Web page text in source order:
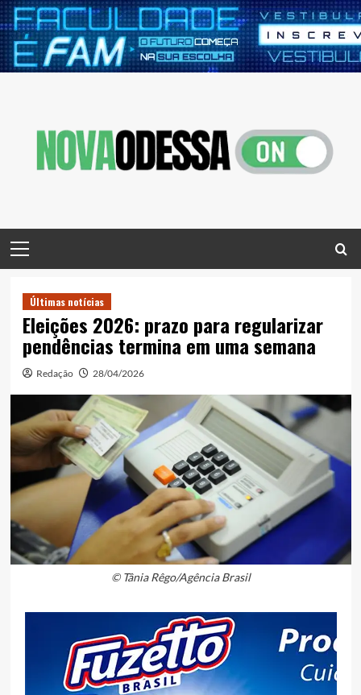
Menu
Últimas notícias
Eleições 2026: prazo para regularizar
pendências termina em uma semana
Redação 28/04/2026
© Tânia Rêgo/Agência Brasil